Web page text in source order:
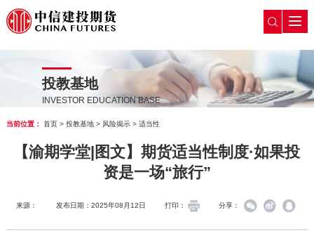
投教基地
INVESTOR EDUCATION BASE
当前位置： 首页> 投教基地> 风险揭示> 适当性
【渝期学堂|图文】期货适当性制度·如果投
资是一场“旅行”
来源： 发布日期：2025年08月12日 打印： 分享：